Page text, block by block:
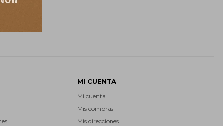
MI CUENTA
Mi cuenta
Mis compras
Mis direcciones